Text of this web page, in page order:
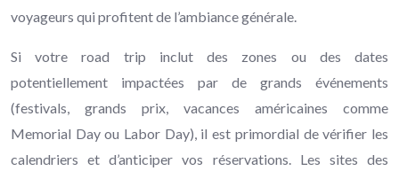
voyageurs qui profitent de l’ambiance générale.
Si votre road trip inclut des zones ou des dates
potentiellement impactées par de grands événements
(festivals, grands prix, vacances américaines comme
Memorial Day ou Labor Day), il est primordial de vérifier les
calendriers et d’anticiper vos réservations. Les sites des